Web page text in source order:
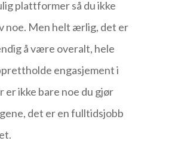
plattformer så du ikke
noe. Men helt ærlig, det er
å være overalt, hele
engasjement i
er ikke bare noe du gjør
det er en fulltidsjobb